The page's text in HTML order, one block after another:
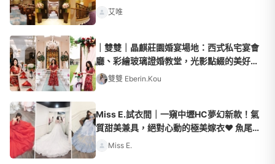
艾唯
｜雙雙｜晶麒莊園婚宴場地：西式私宅宴會
廳、彩繪玻璃證婚教堂，光影點綴的美好午
後 雙雙 Eberin.Kou
Miss E.試衣間｜一窺中壢HC夢幻新款！氣
質甜美兼具，絕對心動的極美嫁衣❤ 魚尾、
蓬裙控必來！
Miss E.